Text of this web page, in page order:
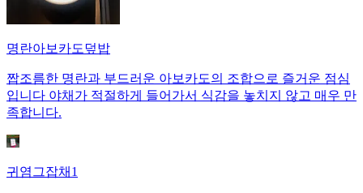
명란아보카도덮밥
짭조름한 명란과 부드러운 아보카도의 조합으로 즐거운 점심
입니다 야채가 적절하게 들어가서 식감을 놓치지 않고 매우 만
족합니다.
귀염그잡채1